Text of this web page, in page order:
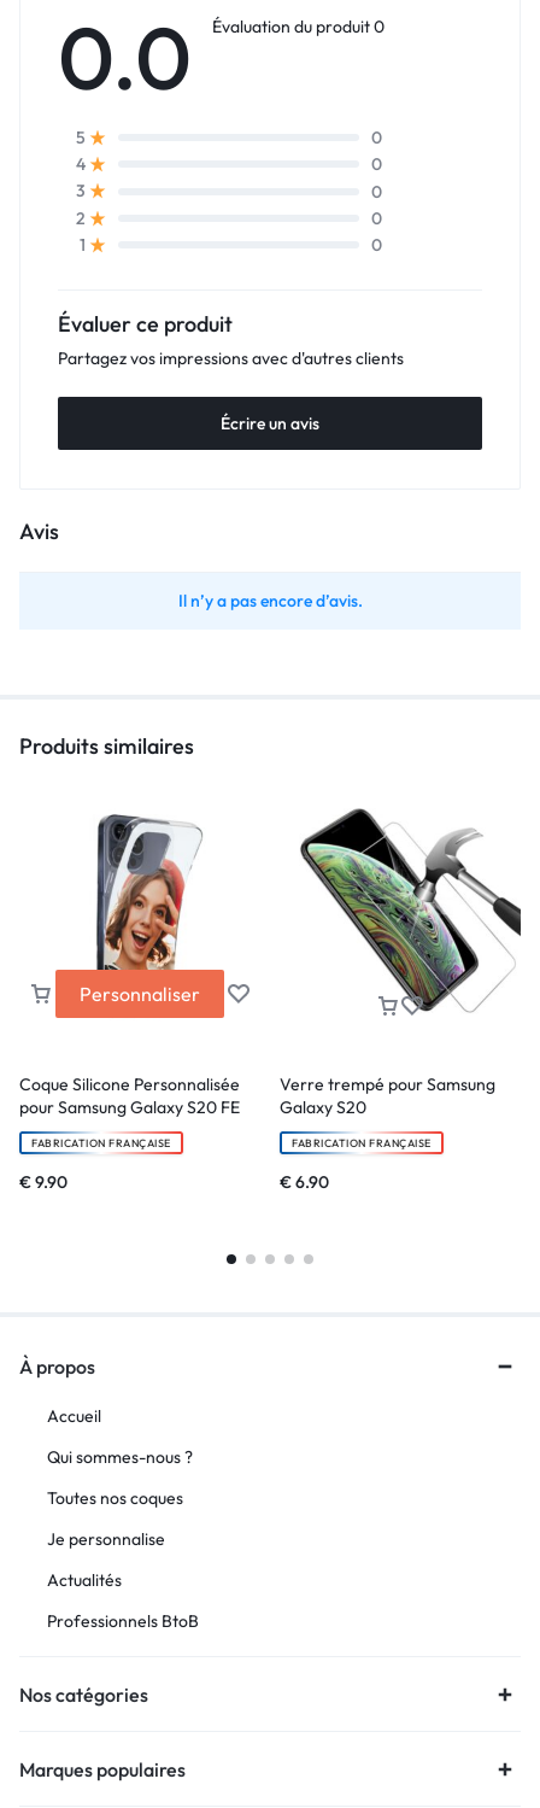
0.0 Évaluation du produit 0
5
0
4
0
3
0
2
0
1
0
Évaluer ce produit
Partagez vos impressions avec d'autres clients
Écrire un avis
Avis
Il n’y a pas encore d’avis.
Produits similaires
Personnaliser
Coque Silicone Personnalisée
pour Samsung Galaxy S20 FE
FABRICATION FRANÇAISE
€9.90
Verre trempé pour Samsung
Galaxy S20
FABRICATION FRANÇAISE
€6.90
À propos
Accueil
Qui sommes-nous ?
Toutes nos coques
Je personnalise
Actualités
Professionnels BtoB
Nos catégories
Marques populaires